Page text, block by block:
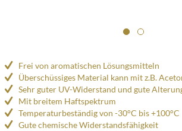
Frei von aromatischen Lösungsmitteln
Überschüssiges Material kann mit z.B.
Sehr guter UV-Widerstand und gute
Mit breitem Haftspektrum
Temperaturbeständig von -30°C bis +100°C
Gute chemische Widerstandsfähigkeit